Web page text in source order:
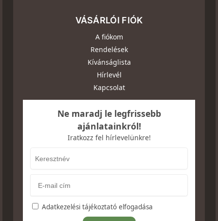
VÁSÁRLÓI FIÓK
A fiókom
Rendelések
Kívánságlista
Hírlevél
Kapcsolat
Ne maradj le legfrissebb
ajánlatainkról!
Iratkozz fel hírlevelünkre!
Adatkezelési tájékoztató elfogadása